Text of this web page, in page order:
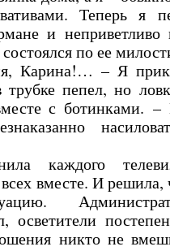
Теперь я
и неприветливо
по ее
Карина!… – Я
пепел, но
с ботинками.
каждого
вместе. И
осветители
никто не